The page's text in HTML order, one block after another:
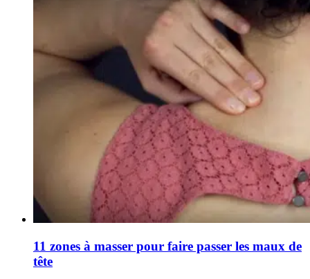
11 zones à masser pour faire passer les maux de
tête